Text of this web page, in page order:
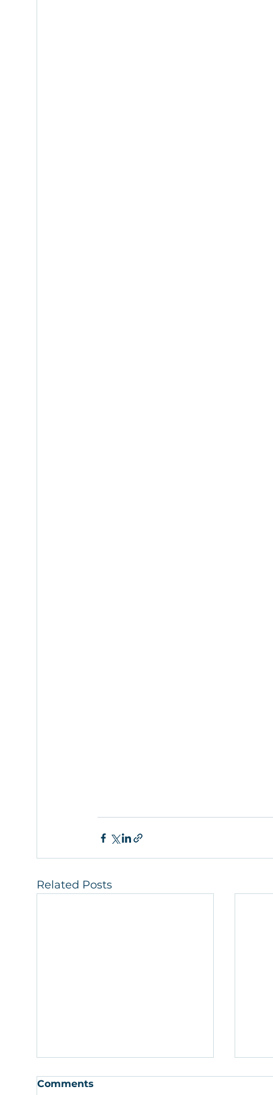
Related Posts
Comments